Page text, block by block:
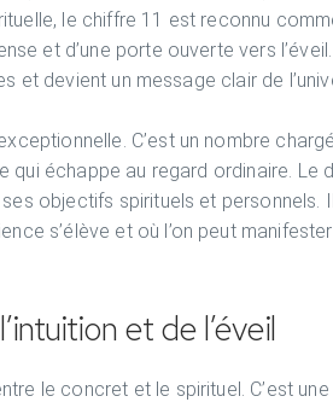
le chiffre 11 est reconnu
et d’une porte ouverte vers l’éveil.
et devient un message clair de
C’est un nombre chargé
qui échappe au regard ordinaire. Le
objectifs spirituels et personnels. Il
s’élève et où l’on peut
et de l’éveil
le concret et le spirituel. C’est